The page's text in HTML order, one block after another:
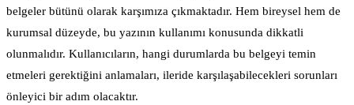
belgeler bütünü olarak karşımıza çıkmaktadır. Hem bireysel hem de
kurumsal düzeyde, bu yazının kullanımı konusunda dikkatli
olunmalıdır. Kullanıcıların, hangi durumlarda bu belgeyi temin
etmeleri gerektiğini anlamaları, ileride karşılaşabilecekleri sorunları
önleyici bir adım olacaktır.